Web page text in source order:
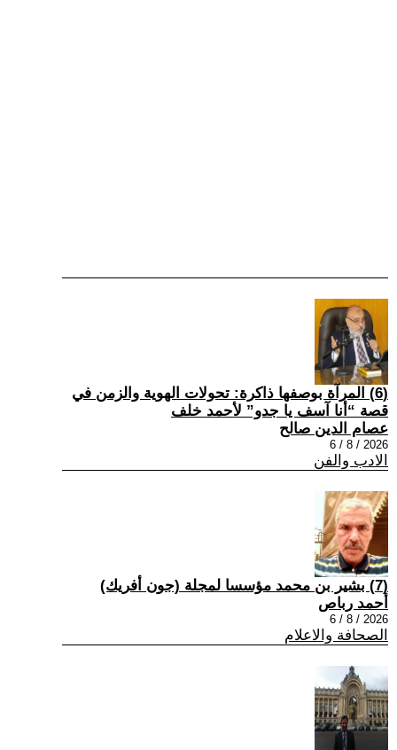
(6) المرآة بوصفها ذاكرة: تحولات الهوية والزمن في
قصة “أنا آسف يا جدو” لأحمد خلف
عصام الدين صالح
2026 / 8 / 6
الادب والفن
(7) بشير بن محمد مؤسسا لمجلة (جون أفريك)
أحمد رباص
2026 / 8 / 6
الصحافة والاعلام